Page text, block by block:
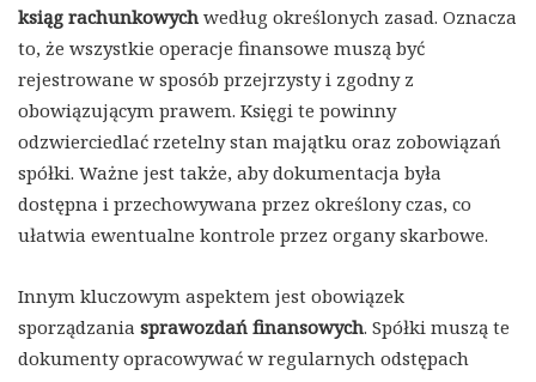
ksiąg rachunkowych według określonych zasad. Oznacza
to, że wszystkie operacje finansowe muszą być
rejestrowane w sposób przejrzysty i zgodny z
obowiązującym prawem. Księgi te powinny
odzwierciedlać rzetelny stan majątku oraz zobowiązań
spółki. Ważne jest także, aby dokumentacja była
dostępna i przechowywana przez określony czas, co
ułatwia ewentualne kontrole przez organy skarbowe.
Innym kluczowym aspektem jest obowiązek
sporządzania sprawozdań finansowych. Spółki muszą te
dokumenty opracowywać w regularnych odstępach